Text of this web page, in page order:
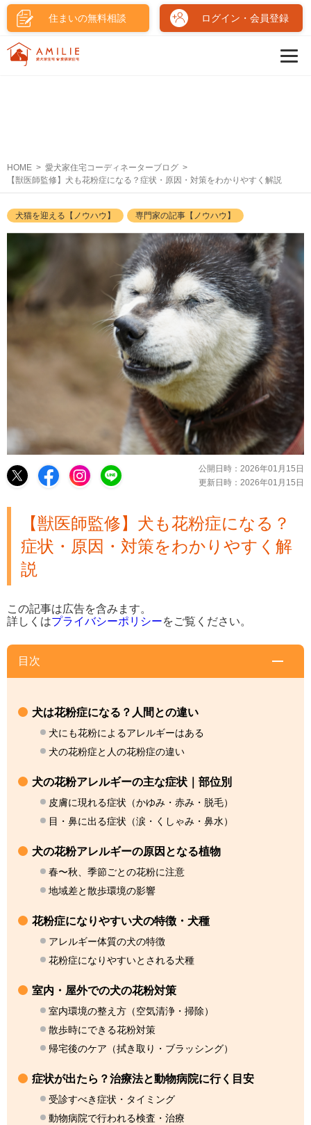
住まいの無料相談 ログイン・会員登録
HOME
愛犬家住宅コーディネーターブログ
【獣医師監修】犬も花粉症になる？症状・原因・対策をわかりやすく解説
犬猫を迎える【ノウハウ】 専門家の記事【ノウハウ】
公開日時： 2026年01月15日
更新日時： 2026年01月15日
【獣医師監修】犬も花粉症になる？
症状・原因・対策をわかりやすく解
説
この記事は広告を含みます。
詳しくはプライバシーポリシーをご覧ください。
目次
犬は花粉症になる？人間との違い
犬にも花粉によるアレルギーはある
犬の花粉症と人の花粉症の違い
犬の花粉アレルギーの主な症状｜部位別
皮膚に現れる症状（かゆみ・赤み・脱毛）
目・鼻に出る症状（涙・くしゃみ・鼻水）
犬の花粉アレルギーの原因となる植物
春〜秋、季節ごとの花粉に注意
地域差と散歩環境の影響
花粉症になりやすい犬の特徴・犬種
アレルギー体質の犬の特徴
花粉症になりやすいとされる犬種
室内・屋外での犬の花粉対策
室内環境の整え方（空気清浄・掃除）
散歩時にできる花粉対策
帰宅後のケア（拭き取り・ブラッシング）
症状が出たら？治療法と動物病院に行く目安
受診すべき症状・タイミング
動物病院で行われる検査・治療